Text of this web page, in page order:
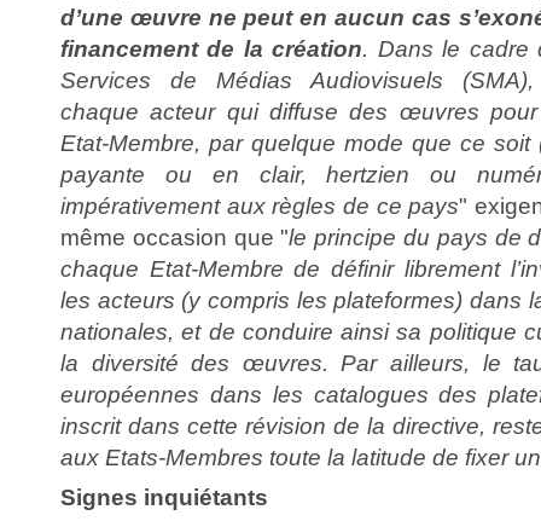
d’une œuvre ne peut en aucun cas
financement de la création. Dans le cadre
Services de Médias Audiovisuels
chaque acteur qui diffuse des œuvres pour
Etat-Membre, par quelque mode que ce soit
payante ou en clair, hertzien ou
impérativement aux règles de ce pays"
même occasion que "le principe du pays de
chaque Etat-Membre de définir librement
les acteurs (y compris les plateformes) dans
nationales, et de conduire ainsi sa politique
la diversité des œuvres. Par ailleurs, le
européennes dans les catalogues des
inscrit dans cette révision de la directive,
aux Etats-Membres toute la latitude de fixer
Signes inquiétants